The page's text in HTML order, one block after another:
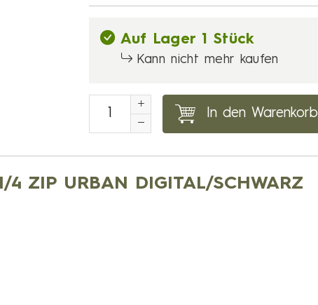
Auf Lager 1 Stück
Kann nicht mehr kaufen
In den Warenkorb
4 ZIP URBAN DIGITAL/SCHWARZ